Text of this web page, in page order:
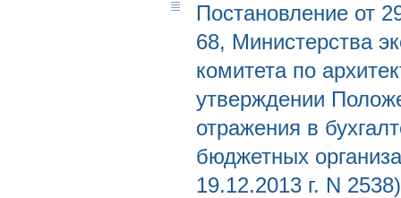
Постановление от
68, Министерства
комитета по
утверждении
отражения в
бюджетных
19.12.2013 г. N 2538)